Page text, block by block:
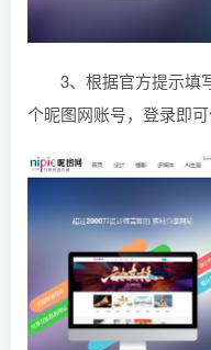
3、根据官方提示填
个昵图网账号，登录即可